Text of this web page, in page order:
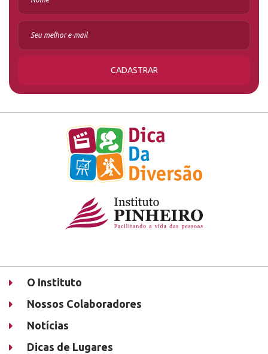
CADASTRAR
O Instituto
Nossos Colaboradores
Notícias
Dicas de Lugares